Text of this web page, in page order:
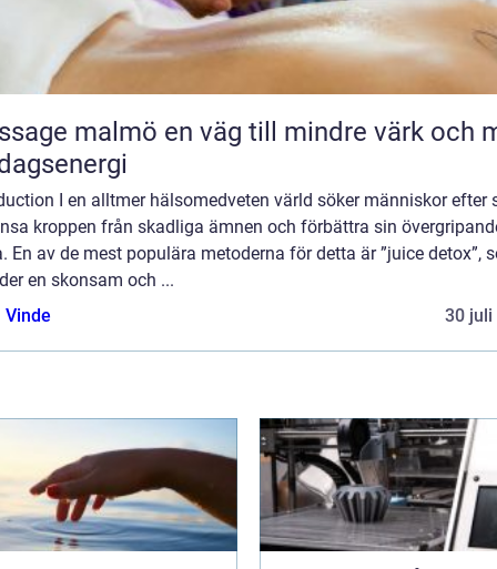
en väg till mindre värk och mer
I en alltmer hälsomedveten värld söker människor efter
kroppen från skadliga ämnen och förbättra sin
En av de mest populära metoderna för detta är ”juice detox”,
en skonsam och ...
Vinde
30 juli